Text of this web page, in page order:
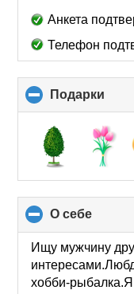
Анкета
Телефон
Подарки
to
О себе
to
Ищу мужчину
хобби-